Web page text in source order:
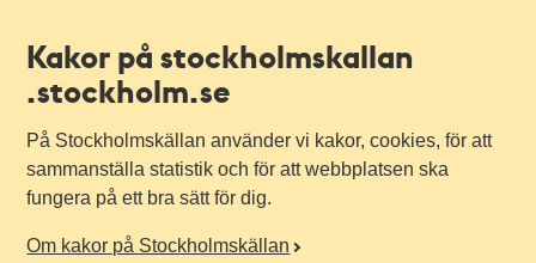
Kakor på stockholmskallan
.stockholm.se
På Stockholmskällan använder vi kakor, cookies, för att
sammanställa statistik och för att webbplatsen ska
fungera på ett bra sätt för dig.
Om kakor på Stockholmskällan